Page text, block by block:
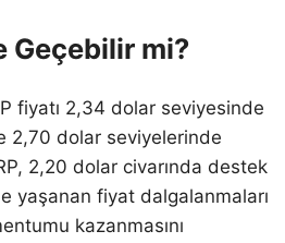
Geçebilir mi?
fiyatı 2,34 dolar seviyesinde
2,70 dolar seviyelerinde
2,20 dolar civarında destek
yaşanan fiyat dalgalanmaları
kazanmasını